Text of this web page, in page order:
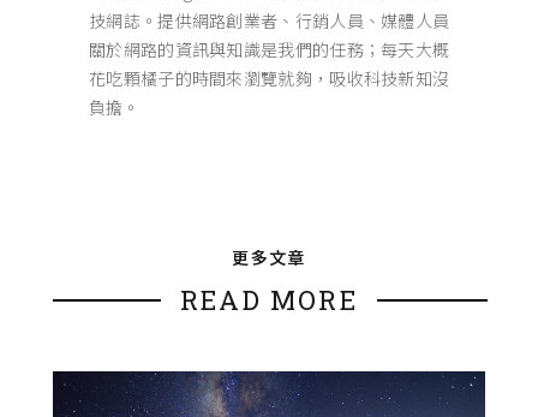
技網誌。提供網路創業者、行銷人員、媒體人員
關於網路的資訊與知識是我們的任務；每天大概
花吃顆橘子的時間來瀏覽就夠，吸收科技新知沒
負擔。
更多文章
READ MORE